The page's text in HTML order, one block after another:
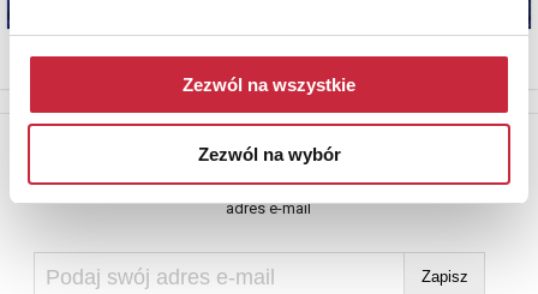
Zezwól na wszystkie
Zezwól na wybór
Newsletter
Aby otrzymywać informacje o nowych aukcjach, prosimy podać
adres e-mail